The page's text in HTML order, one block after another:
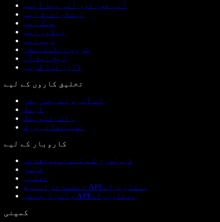
آئی فون اور آئی پیڈ ایپس
اینڈرائیڈ ایپ
میک ایپ
ونڈوز ایپ
ویب ایپ
کروم ایکسٹینشن
ایج ایڈ آن
ڈاؤن لوڈ کریں
تخلیق کاروں کے لیے
اے آئی وائس جنریٹر
ڈبنگ
وائس کلوننگ
اسپیچفائی ورک
کاروبار کے لیے
ڈیولپرز کے لیے اسپیچفائی
ٹیمز
تعلیم
ٹیکسٹ ٹو اسپیچ API دستاویزات
وائس ایجنٹس API دستاویزات
کمپنی